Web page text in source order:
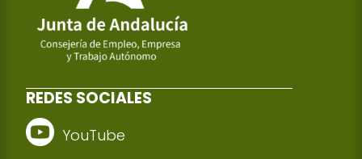
REDES SOCIALES
YouTube